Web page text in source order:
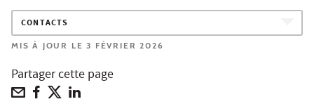
CONTACTS
MIS À JOUR LE 3 FÉVRIER 2026
Partager cette page